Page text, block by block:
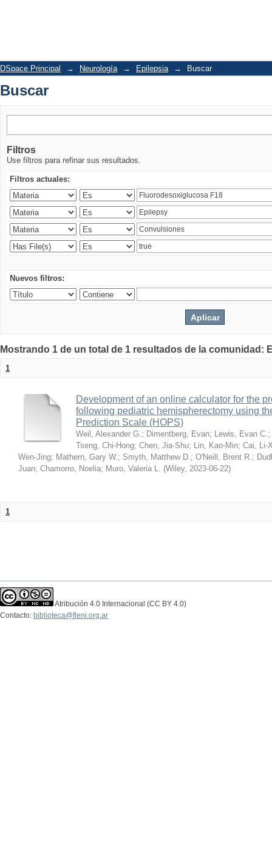
DSpace Principal → Neurología → Epilepsia → Buscar
Buscar
Filtros
Use filtros para refinar sus resultados.
Filtros actuales:
Nuevos filtros:
Mostrando 1 de un total de 1 resultados de la comunidad:
1
Development of an online calculator for the
following pediatric hemispherectomy using
Prediction Scale (HOPS)
Weil, Alexander G.; Dimentberg, Evan; Lewis, Evan C.;
Tseng, Chi-Hong; Chen, Jia-Shu; Lin, Kao-Min; Cai, Li-
Wen-Jing; Mathern, Gary W.; Smyth, Matthew D.; O'Neill, Brent R.;
Juan; Chamorro, Noelia; Muro, Valeria L. (Wiley, 2023-06-22)
1
Atribución 4.0 Internacional (CC BY 4.0)
Contacto: biblioteca@fleni.org.ar